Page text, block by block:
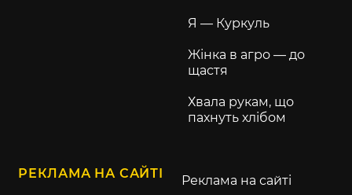
Я — Куркуль
Жінка в агро — до
щастя
Хвала рукам, що
пахнуть хлібом
РЕКЛАМА НА САЙТІ Реклама на сайті